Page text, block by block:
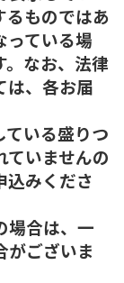
るものではあ
っている場
。なお、法律
は、各お届
いる盛りつ
ていませんの
込みくださ
場合は、一
がございま